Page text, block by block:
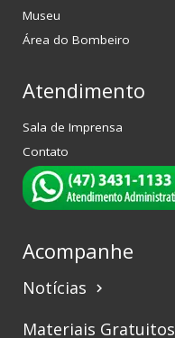
Museu
Área do Bombeiro
Atendimento
Sala de Imprensa
Contato
Acompanhe
Notícias keyboard_arrow_right
Materiais Gratuitos